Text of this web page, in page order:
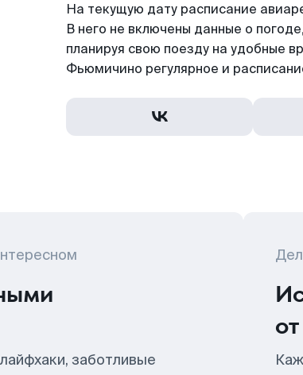
На текущую дату расписание
В него не включены данные о
планируя свою поезду на удобные
Фьюмичино регулярное и
заботливые